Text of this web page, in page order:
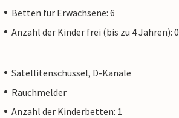
Betten für Erwachsene: 6
Anzahl der Kinder frei (bis zu 4 Jahren): 0
Satellitenschüssel, D-Kanäle
Rauchmelder
Anzahl der Kinderbetten: 1